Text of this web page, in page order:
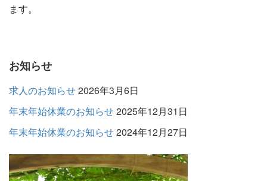
ます。
お知らせ
求人のお知らせ2026年3月6日
年末年始休業のお知らせ2025年12月31日
年末年始休業のお知らせ2024年12月27日